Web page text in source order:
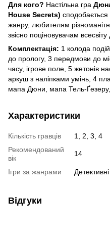
Для кого? Настільна гра
House Secrets)
жанру, любителям
звісно поціновувачам
Комплектація: 1 колода
до прологу, 3 передмови до
часу, ігрове поле, 5 жетонів
аркуш з наліпками умінь, 4
мапа Дюни, мапа Тель-
Характеристики
Кількість гравців
1, 2, 3, 4
Рекомендований
вік
14
Ігри за жанрами Детективні
Відгуки